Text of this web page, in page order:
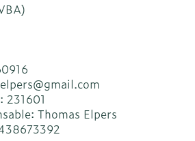
gmail.com
231601
Thomas Elpers